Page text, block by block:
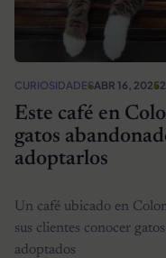
CURIOSIDADESABR 16, 2025
Este café en
gatos
adoptarlos
Un café ubicado en
sus clientes conocer
adoptados